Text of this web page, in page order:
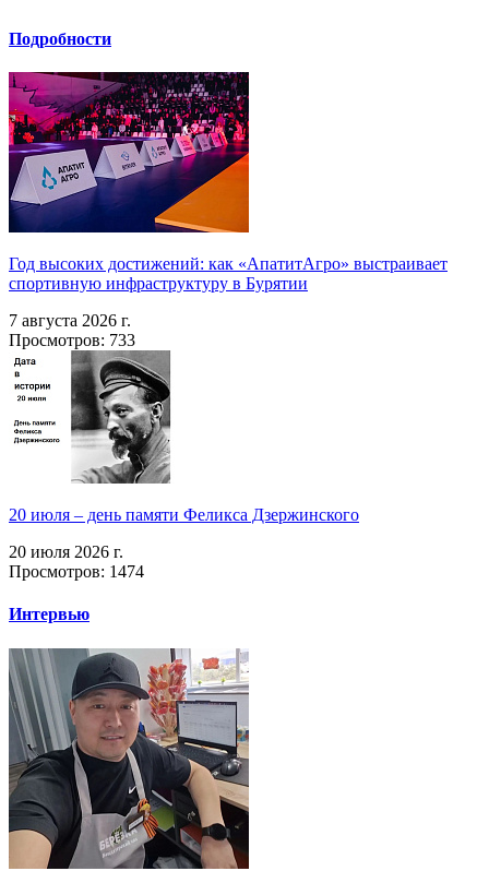
Подробности
Год высоких достижений: как «АпатитАгро» выстраивает
спортивную инфраструктуру в Бурятии
7 августа 2026 г.
Просмотров: 733
20 июля – день памяти Феликса Дзержинского
20 июля 2026 г.
Просмотров: 1474
Интервью